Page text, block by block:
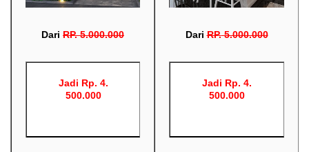
Dari RP.5.000.000
Jadi Rp. 4.
500.000
DariRP.5.000.000
Jadi Rp. 4.
500.000